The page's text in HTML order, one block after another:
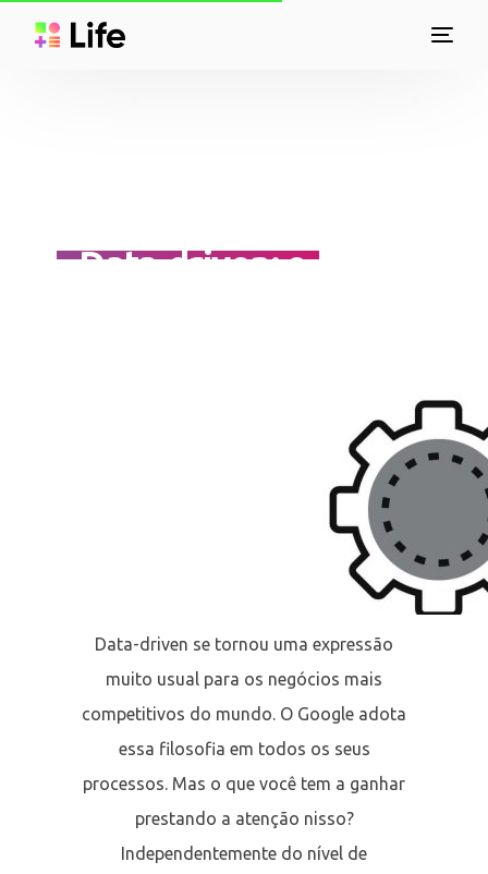
Data-driven: o que
Data-driven se tornou uma expressão
muito usual para os negócios mais
competitivos do mundo. O Google adota
essa filosofia em todos os seus
processos. Mas o que você tem a ganhar
prestando a atenção nisso?
Independentemente do nível de